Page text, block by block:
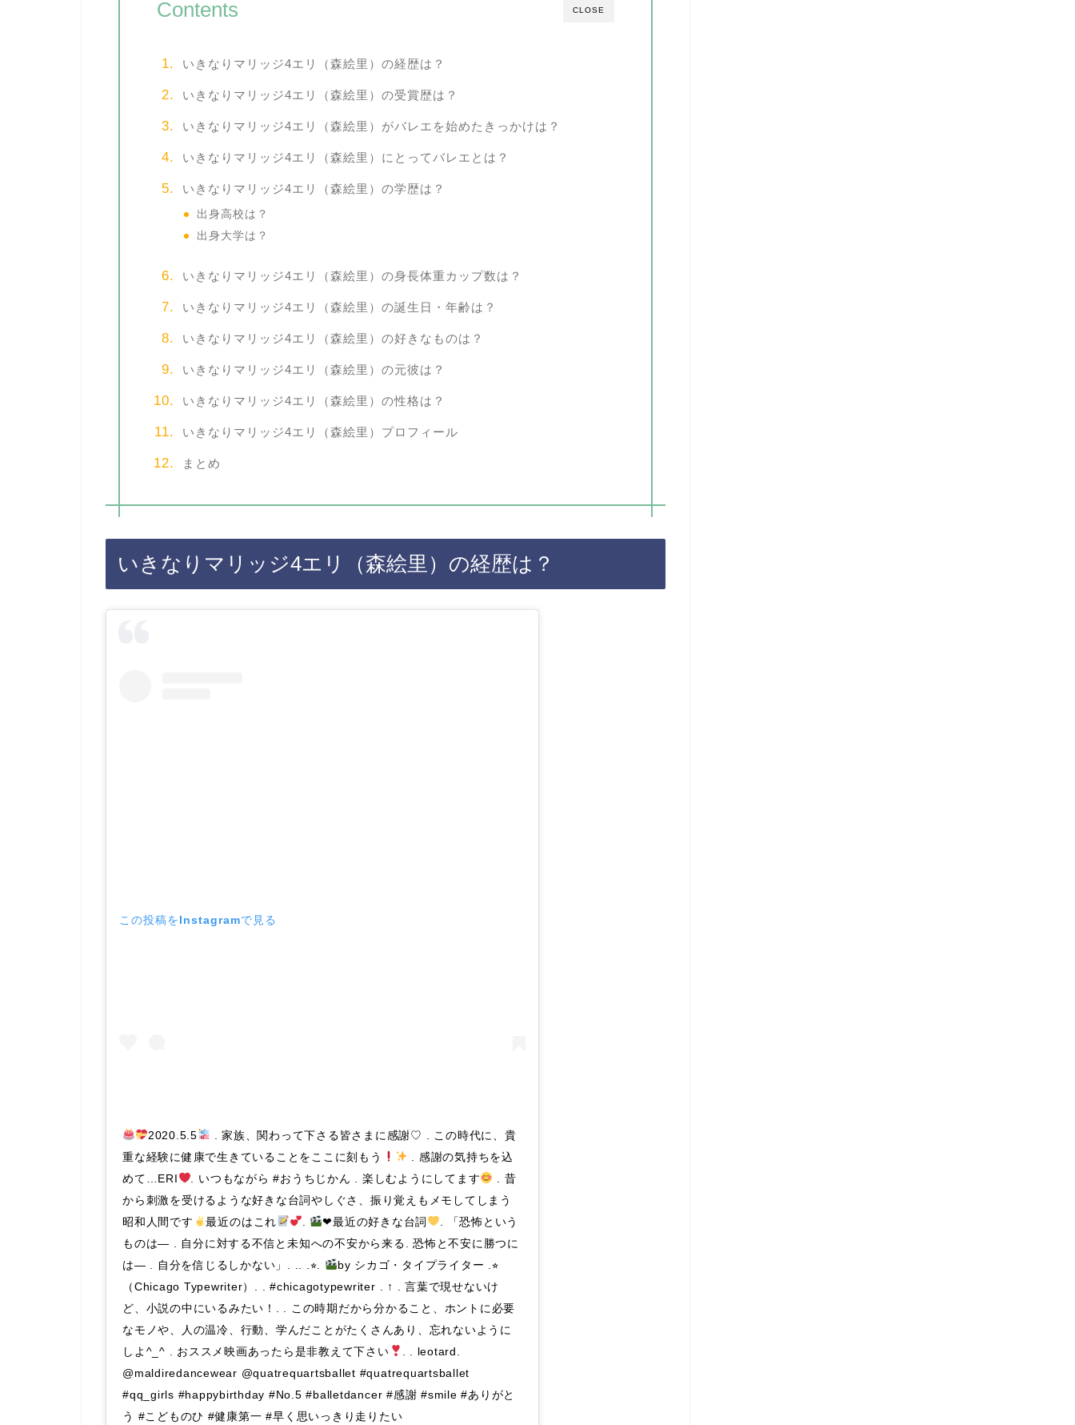
CLOSE
Contents
いきなりマリッジ4エリ（森絵里）の経歴は？
いきなりマリッジ4エリ（森絵里）の受賞歴は？
いきなりマリッジ4エリ（森絵里）がバレエを始めたきっかけは？
いきなりマリッジ4エリ（森絵里）にとってバレエとは？
いきなりマリッジ4エリ（森絵里）の学歴は？
出身高校は？
出身大学は？
いきなりマリッジ4エリ（森絵里）の身長体重カップ数は？
いきなりマリッジ4エリ（森絵里）の誕生日・年齢は？
いきなりマリッジ4エリ（森絵里）の好きなものは？
いきなりマリッジ4エリ（森絵里）の元彼は？
いきなりマリッジ4エリ（森絵里）の性格は？
いきなりマリッジ4エリ（森絵里）プロフィール
まとめ
いきなりマリッジ4エリ（森絵里）の経歴は？
この投稿をInstagramで見る
2020.5.5
. 家族、関わって下さる皆さまに感謝♡ . この時代に、貴
重な経験に健康で生きていることをここに刻もう
. 感謝の気持ちを込
めて…ERI
. いつもながら #おうちじかん . 楽しむようにしてます
. 昔
から刺激を受けるような好きな台詞やしぐさ、振り覚えもメモしてしまう
昭和人間です
最近のはこれ ❤︎最近の好きな台詞
. 「恐怖という
ものは— . 自分に対する不信と未知への不安から来る. 恐怖と不安に勝つに
は— . 自分を信じるしかない」. .. .⭐︎.
by シカゴ・タイプライター .⭐︎
（Chicago Typewriter）. . #chicagotypewriter . ↑ . 言葉で現せないけ
ど、小説の中にいるみたい！. . この時期だから分かること、ホントに必要
なモノや、人の温冷、行動、学んだことがたくさんあり、忘れないように
しよ^_^ . おススメ映画あったら是非教えて下さい
. . leotard.
@maldiredancewear @quatrequartsballet #quatrequartsballet
#qq_girls #happybirthday #No.5 #balletdancer #感謝 #smile #ありがと
う #こどものひ #健康第一 #早く思いっきり走りたい